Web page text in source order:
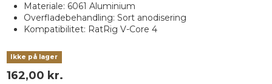
Materiale: 6061 Aluminium
Overfladebehandling: Sort anodisering
Kompatibilitet: RatRig V-Core 4
Ikke på lager
162,00 kr.